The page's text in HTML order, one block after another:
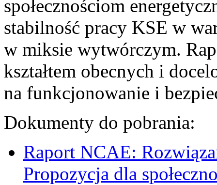
społecznościom
stabilność pracy KSE w
w miksie wytwórczym.
kształtem obecnych i
na funkcjonowanie i
Dokumenty do pobrania:
Raport NCAE:
Propozycja dla